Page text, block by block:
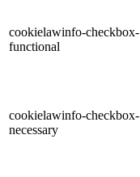
cookielawinfo-checkbox-
functional
cookielawinfo-checkbox-
necessary